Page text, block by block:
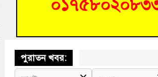
বুড়িচংয়ে জুলাই গণঅভ্যুত্থান দিবস উদযাপন উপলক্ষে
পুরাতন খবর: